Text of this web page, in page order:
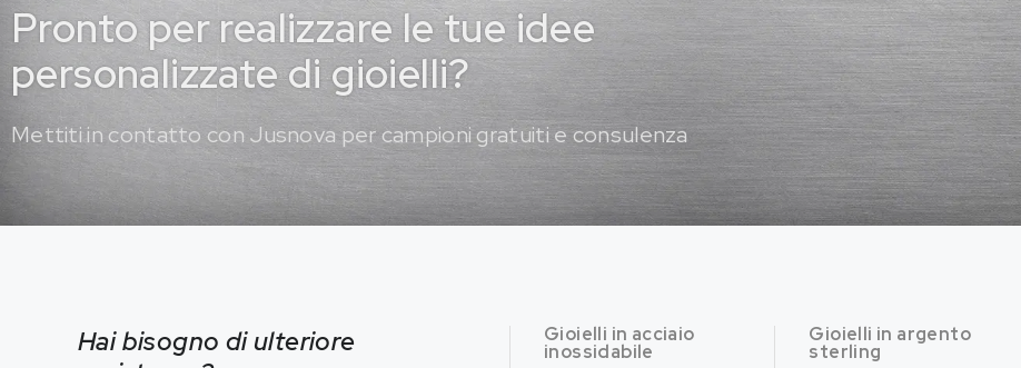
Pronto per realizzare le tue idee
personalizzate di gioielli?
Mettiti in contatto con Jusnova per campioni gratuiti e consulenza
Hai bisogno di ulteriore
Gioielli in acciaio
inossidabile
Gioielli in argento
sterling